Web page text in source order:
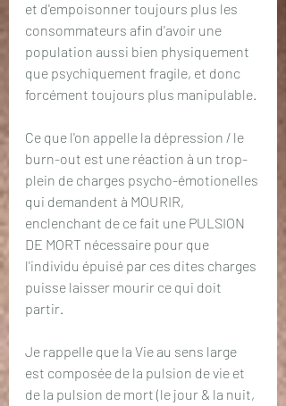
et d'empoisonner toujours plus les
consommateurs afin d'avoir une
population aussi bien physiquement
que psychiquement fragile, et donc
forcément toujours plus manipulable.
Ce que l'on appelle la dépression / le
burn-out est une réaction à un trop-
plein de charges psycho-émotionelles
qui demandent à MOURIR,
enclenchant de ce fait une PULSION
DE MORT nécessaire pour que
l'individu épuisé par ces dites charges
puisse laisser mourir ce qui doit
partir.
Je rappelle que la Vie au sens large
est composée de la pulsion de vie et
de la pulsion de mort (le jour & la nuit,